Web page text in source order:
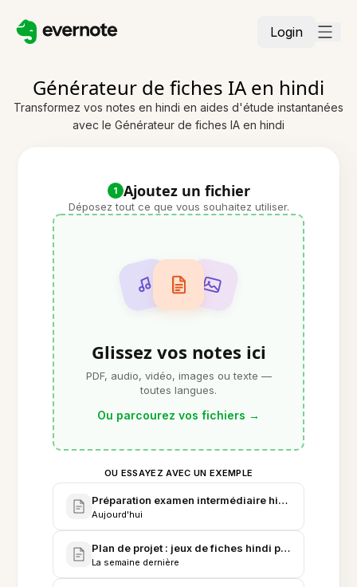
Login
Générateur de fiches IA en hindi
Transformez vos notes en hindi en aides d'étude instantanées
avec le Générateur de fiches IA en hindi
1 Ajoutez un fichier
Déposez tout ce que vous souhaitez utiliser.
Glissez vos notes ici
PDF, audio, vidéo, images ou texte —
toutes langues.
Ou parcourez vos fichiers →
OU ESSAYEZ AVEC UN EXEMPLE
Préparation examen intermédiaire hindi -
Aujourd'hui
Plan de projet : jeux de fiches hindi pour le cours
La semaine dernière